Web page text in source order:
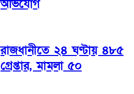
অভিযোগ
রাজধানীতে ২৪ ঘণ্টায় ৪৮৫
গ্রেপ্তার, মামলা ৫০